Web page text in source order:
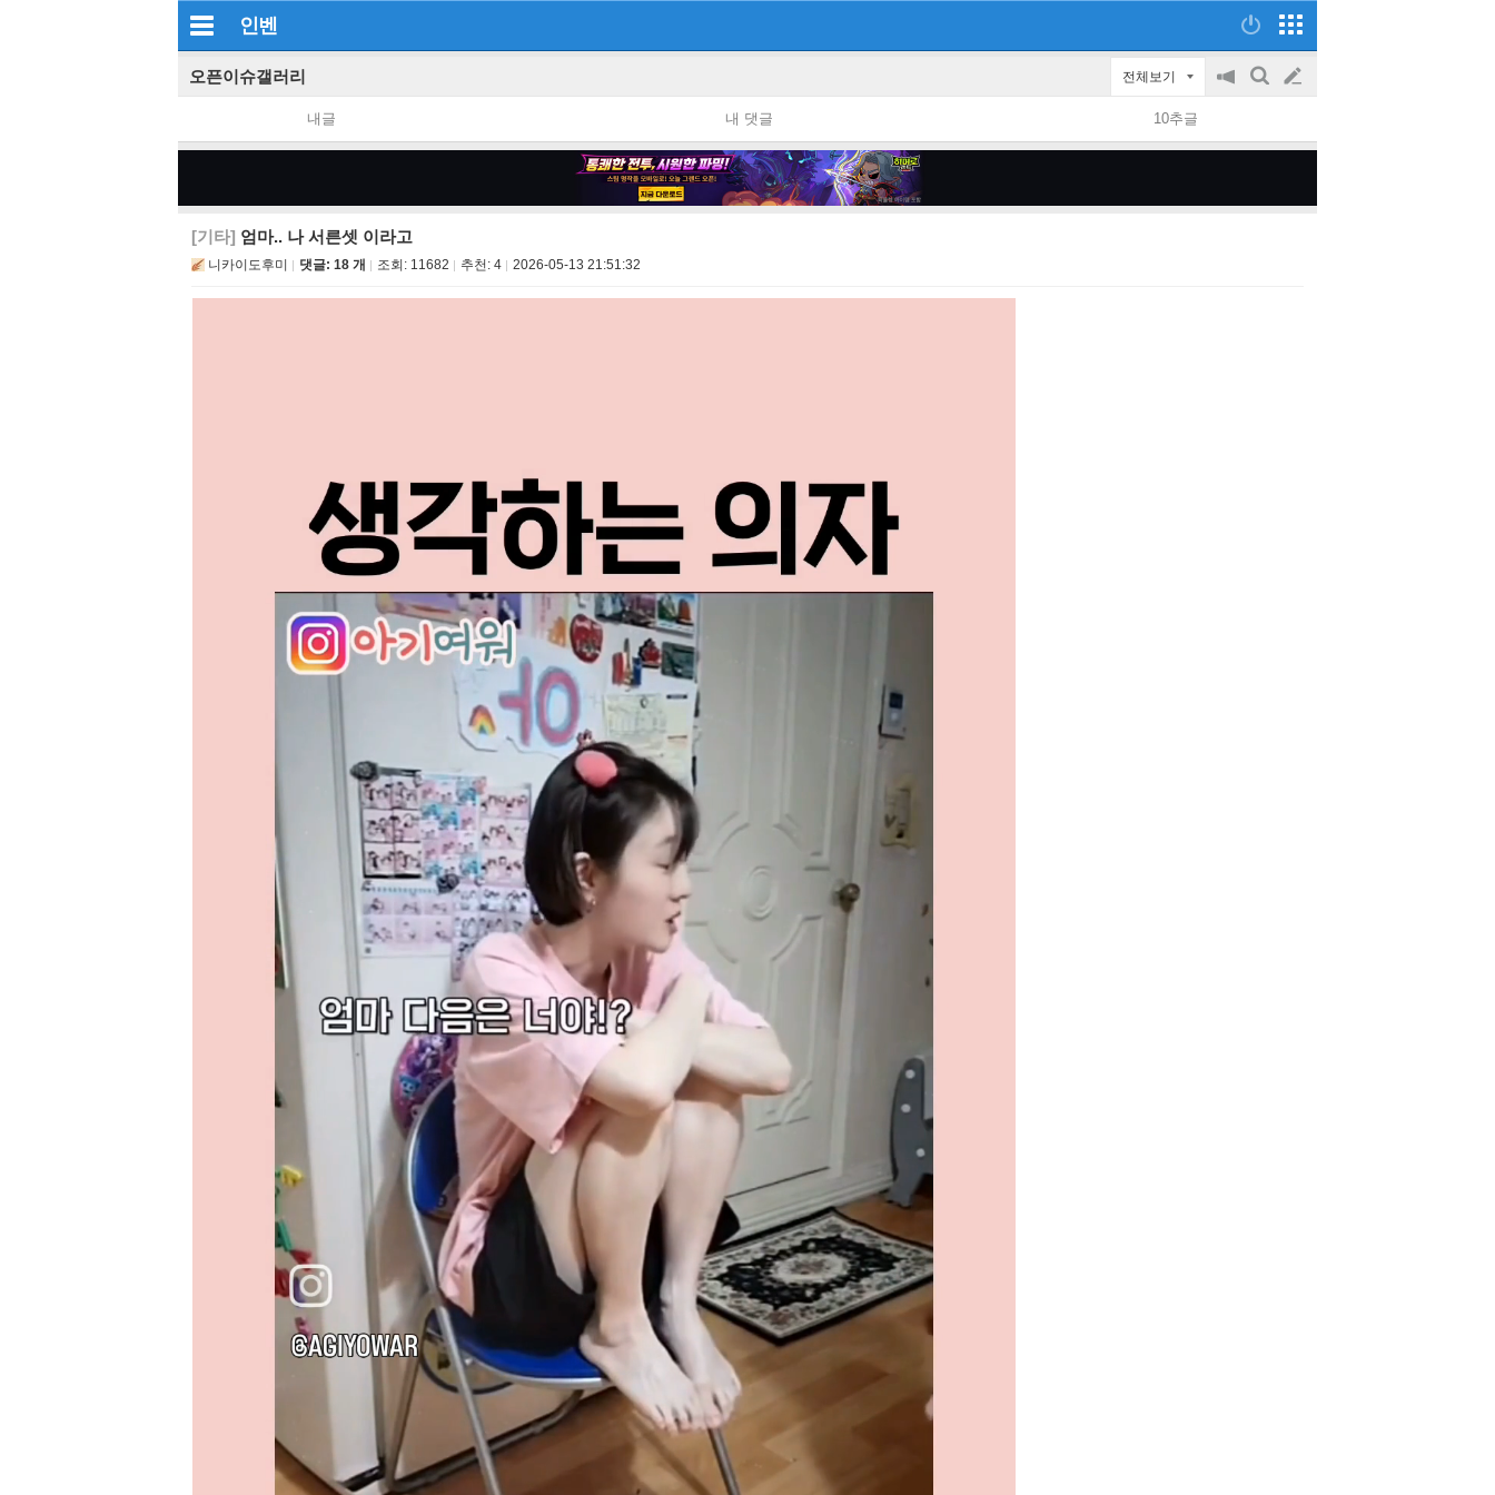
인벤
오픈이슈갤러리 전체보기
공
on/off
검
글
쓰
내글 내 댓글 10추글
[기타] 엄마.. 나 서른셋 이라고
니카이도후미 댓글: 18 개 조회: 11682 추천: 4 2026-05-13 21:51:32